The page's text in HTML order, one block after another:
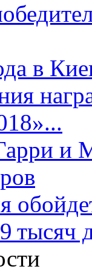
в
и